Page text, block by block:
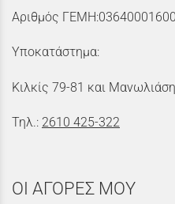
Αριθμός
Υποκατάστημα:
Κιλκίς 79-81 και
Τηλ.: 2610 425-322
ΟΙ ΑΓΟΡΕΣ ΜΟΥ